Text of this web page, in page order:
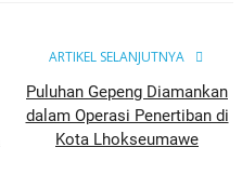
ARTIKEL SELANJUTNYA
Puluhan Gepeng Diamankan
dalam Operasi Penertiban di
Kota Lhokseumawe